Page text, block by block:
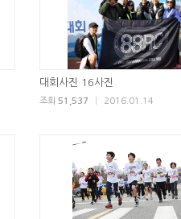
대회사진 16사진
조회 51,537 2016.01.14